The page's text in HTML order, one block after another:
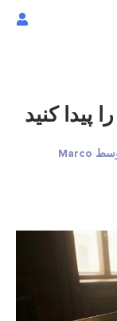
نوشته شده در May 18, 2026 نوشته شده توسط Marco